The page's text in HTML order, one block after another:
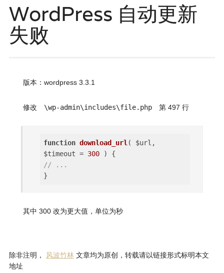
WordPress 自动更新
失败
版本：wordpress 3.3.1
修改 \wp-admin\includes\file.php 第 497 行
function download_url ( $url,
$timeout = 300)
// ...
其中 300 改为更大值，单位为秒
除非注明， 风波竹林文章均为原创，转载请以链接形式标明本文
地址